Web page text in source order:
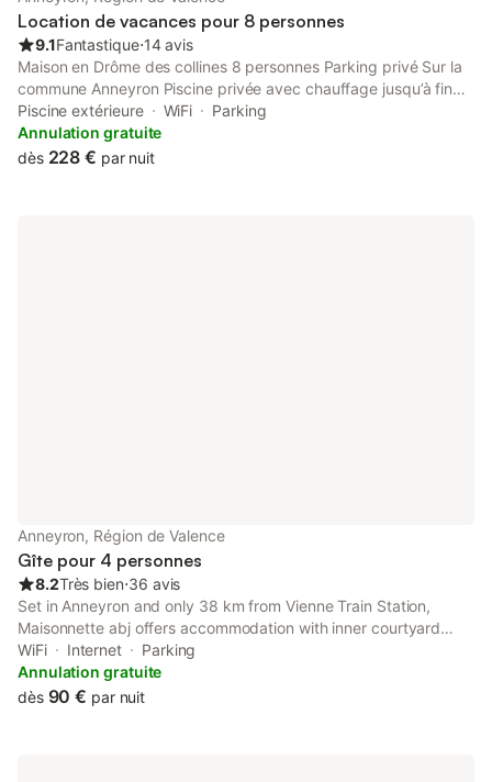
Location de vacances pour 8 personnes
9.1Fantastique⋅14 avis
Maison en Drôme des collines 8 personnes Parking privé Sur la
commune Anneyron Piscine privée avec chauffage jusqu’à fin
septembre ,jacuzzi en fonction de septembre à fin mai La
maison est équipée d’une cuisine Équipé , de 4 chambres avec
lits double . Une salle d’eau avec douche,il y a la climatisation
Piscine extérieure WiFi
Parking
Annulation gratuite
dès 228 € par nuit
Anneyron, Région de Valence
Gîte pour 4 personnes
8.2Très bien⋅36 avis
Set in Anneyron and only 38 km from Vienne Train Station,
Maisonnette abj offers accommodation with inner courtyard
views, free WiFi and free private parking. The property is non-
smoking and is situated 39 km from Vienne Roman Theater.
WiFi Internet
Parking
Annulation gratuite
dès 90 € par nuit